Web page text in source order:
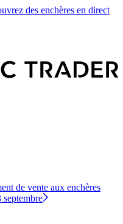
des enchères en direct
de vente aux enchères
septembre